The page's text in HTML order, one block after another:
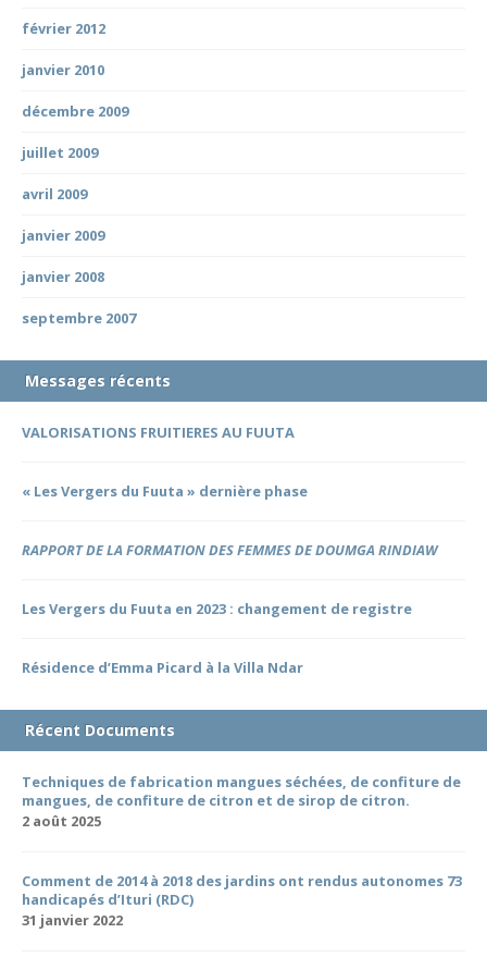
février 2012
janvier 2010
décembre 2009
juillet 2009
avril 2009
janvier 2009
janvier 2008
septembre 2007
Messages récents
VALORISATIONS FRUITIERES AU FUUTA
« Les Vergers du Fuuta » dernière phase
RAPPORT DE LA FORMATION DES FEMMES DE DOUMGA RINDIAW
Les Vergers du Fuuta en 2023 : changement de registre
Résidence d’Emma Picard à la Villa Ndar
Récent Documents
Techniques de fabrication mangues séchées, de confiture de
mangues, de confiture de citron et de sirop de citron.
2 août 2025
Comment de 2014 à 2018 des jardins ont rendus autonomes 73
handicapés d’Ituri (RDC)
31 janvier 2022